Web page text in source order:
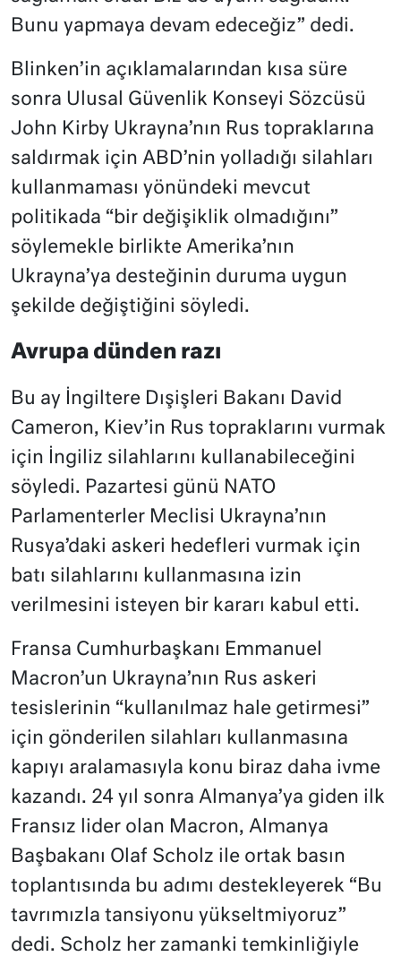
Bunu yapmaya devam edeceğiz” dedi.
Blinken’in açıklamalarından kısa süre
sonra Ulusal Güvenlik Konseyi Sözcüsü
John Kirby Ukrayna’nın Rus topraklarına
saldırmak için ABD’nin yolladığı silahları
kullanmaması yönündeki mevcut
politikada “bir değişiklik olmadığını”
söylemekle birlikte Amerika’nın
Ukrayna’ya desteğinin duruma uygun
şekilde değiştiğini söyledi.
Avrupa dünden razı
Bu ay İngiltere Dışişleri Bakanı David
Cameron, Kiev’in Rus topraklarını vurmak
için İngiliz silahlarını kullanabileceğini
söyledi. Pazartesi günü NATO
Parlamenterler Meclisi Ukrayna’nın
Rusya’daki askeri hedefleri vurmak için
batı silahlarını kullanmasına izin
verilmesini isteyen bir kararı kabul etti.
Fransa Cumhurbaşkanı Emmanuel
Macron’un Ukrayna’nın Rus askeri
tesislerinin “kullanılmaz hale getirmesi”
için gönderilen silahları kullanmasına
kapıyı aralamasıyla konu biraz daha ivme
kazandı. 24 yıl sonra Almanya’ya giden ilk
Fransız lider olan Macron, Almanya
Başbakanı Olaf Scholz ile ortak basın
toplantısında bu adımı destekleyerek “Bu
tavrımızla tansiyonu yükseltmiyoruz”
dedi. Scholz her zamanki temkinliğiyle